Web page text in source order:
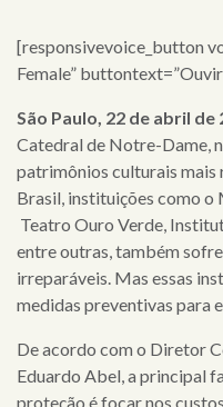
[responsivevoice_button
Female”
São Paulo, 22 de abril de
Catedral de Notre-Dame,
patrimônios culturais mais
Brasil, instituições como o
Teatro Ouro Verde,
entre outras, também
irreparáveis. Mas essas
medidas preventivas para
De acordo com o Diretor
Eduardo Abel, a principal
proteção é focar nos